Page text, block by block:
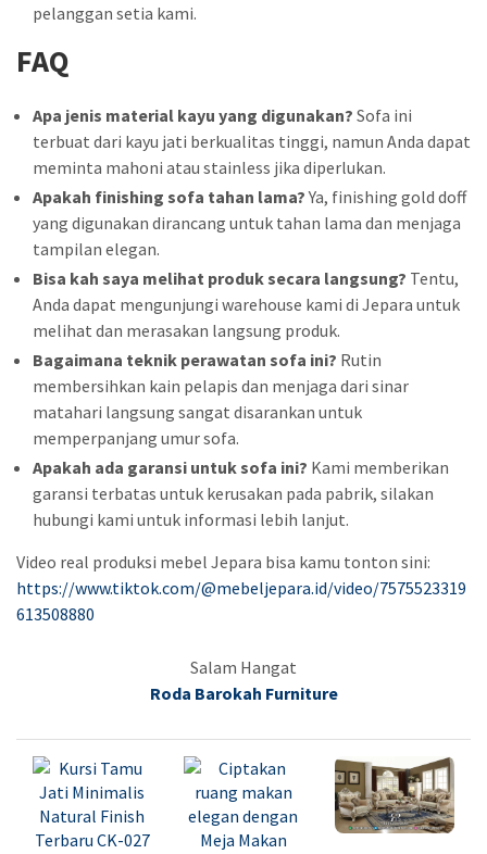
pelanggan setia kami.
FAQ
Apa jenis material kayu yang digunakan? Sofa ini
terbuat dari kayu jati berkualitas tinggi, namun Anda dapat
meminta mahoni atau stainless jika diperlukan.
Apakah finishing sofa tahan lama?Ya, finishing gold doff
yang digunakan dirancang untuk tahan lama dan menjaga
tampilan elegan.
Bisa kah saya melihat produk secara langsung? Tentu,
Anda dapat mengunjungi warehouse kami di Jepara untuk
melihat dan merasakan langsung produk.
Bagaimana teknik perawatan sofa ini? Rutin
membersihkan kain pelapis dan menjaga dari sinar
matahari langsung sangat disarankan untuk
memperpanjang umur sofa.
Apakah ada garansi untuk sofa ini? Kami memberikan
garansi terbatas untuk kerusakan pada pabrik, silakan
hubungi kami untuk informasi lebih lanjut.
Video real produksi mebel Jepara bisa kamu tonton sini:
https://www.tiktok.com/@mebeljepara.id/video/7575523319
613508880
Salam Hangat
Roda Barokah Furniture